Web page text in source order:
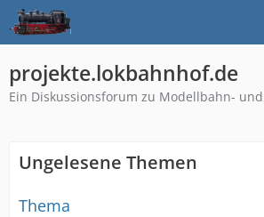
projekte.lokbahnhof.de
Ein Diskussionsforum zu Modellbahn-
Ungelesene Themen
Thema